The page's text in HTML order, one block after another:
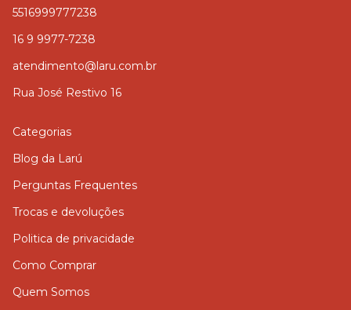
5516999777238
16 9 9977-7238
atendimento@laru.com.br
Rua José Restivo 16
Categorias
Blog da Larú
Perguntas Frequentes
Trocas e devoluções
Politica de privacidade
Como Comprar
Quem Somos